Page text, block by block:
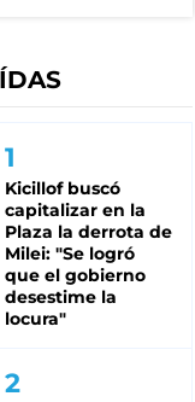
Kicillof buscó
capitalizar en la
Plaza la derrota de
Milei: "Se logró
que el gobierno
desestime la
locura"